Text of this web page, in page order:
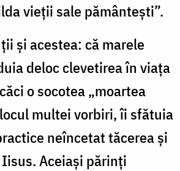
vieții sale pământești”.
și acestea: că marele
deloc clevetirea în viața
o socotea „moartea
multei vorbiri, îi sfătuia
neîncetat tăcerea și
Aceiași părinți